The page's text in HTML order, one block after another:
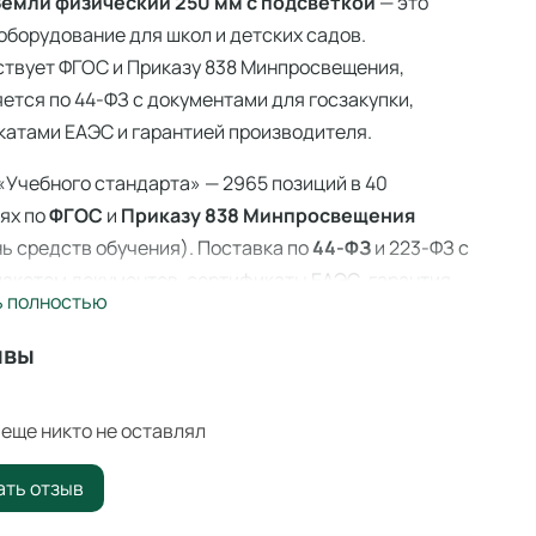
для школ и детских садов.
ФГОС и Приказу 838 Минпросвещения,
по 44-ФЗ с документами для госзакупки,
ЕАЭС и гарантией производителя.
стандарта» — 2965 позиций в 40
поФГОС и Приказу 838 Минпросвещения
средств обучения). Поставка по44-ФЗи 223-ФЗ с
документов, сертификаты ЕАЭС, гарантия
Доставка по всей России — 3–14 дней со
физический 250 мм с подсветкой
учебное оборудование для оснащения
учреждений по ФГОС и
.
полностью
никто не оставлял
отзыв